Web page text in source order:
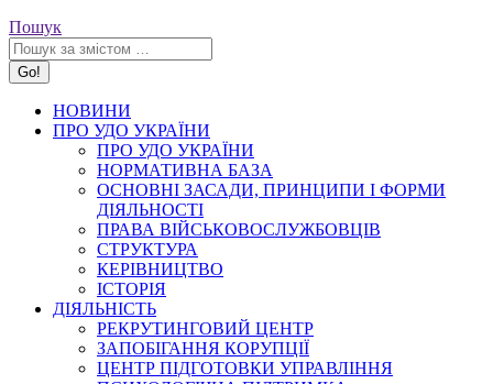
Search:
Пошук
НОВИНИ
ПРО УДО УКРАЇНИ
ПРО УДО УКРАЇНИ
НОРМАТИВНА БАЗА
ОСНОВНІ ЗАСАДИ, ПРИНЦИПИ І ФОРМИ
ДІЯЛЬНОСТІ
ПРАВА ВІЙСЬКОВОСЛУЖБОВЦІВ
СТРУКТУРА
КЕРІВНИЦТВО
ІСТОРІЯ
ДІЯЛЬНІСТЬ
РЕКРУТИНГОВИЙ ЦЕНТР
ЗАПОБІГАННЯ КОРУПЦІЇ
ЦЕНТР ПІДГОТОВКИ УПРАВЛІННЯ